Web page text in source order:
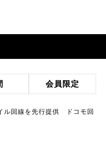
会員限定
ル回線を先行提供 ドコモ回